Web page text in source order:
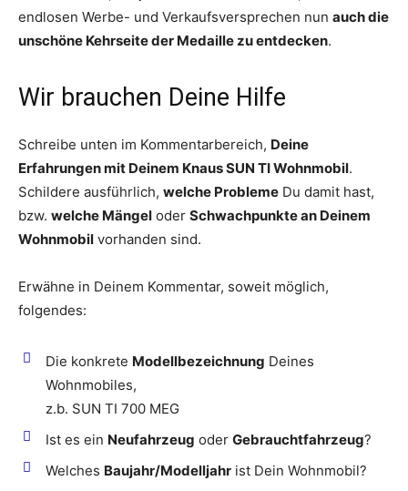
endlosen Werbe- und Verkaufsversprechen nun auch die
unschöne Kehrseite der Medaille zu entdecken.
Wir brauchen Deine Hilfe
Schreibe unten im Kommentarbereich, Deine
Erfahrungen mit Deinem Knaus SUN TI Wohnmobil.
Schildere ausführlich, welche Probleme Du damit hast,
bzw. welche Mängel oder Schwachpunkte an Deinem
Wohnmobil vorhanden sind.
Erwähne in Deinem Kommentar, soweit möglich,
folgendes:
Die konkrete Modellbezeichnung Deines
Wohnmobiles,
z.b. SUN TI 700 MEG
Ist es ein Neufahrzeug oder Gebrauchtfahrzeug?
Welches Baujahr/Modelljahr ist Dein Wohnmobil?